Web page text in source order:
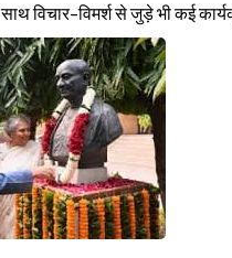
विचार-विमर्श से जुड़े भी कई